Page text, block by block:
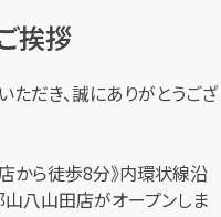
挨拶
だき、誠にありがとうござ
から徒歩8分》内環状線沿
八山田店がオープンしま